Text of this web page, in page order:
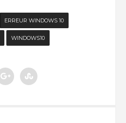
ERREUR WINDOWS 10
WINDOWS10